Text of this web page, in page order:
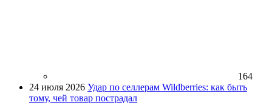
164
24 июля 2026 Удар по селлерам Wildberries: как быть
тому, чей товар пострадал